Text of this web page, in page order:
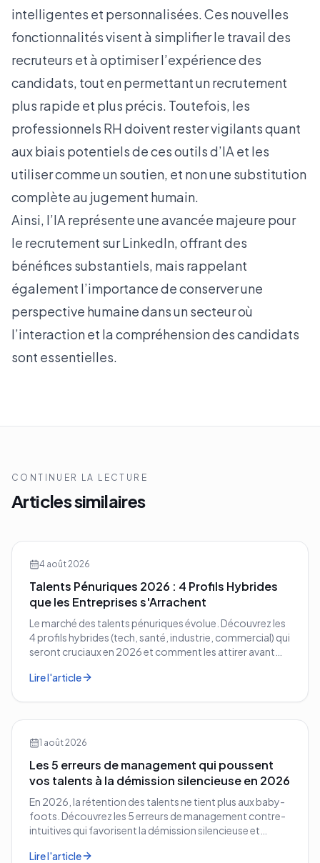
intelligentes et personnalisées. Ces nouvelles
fonctionnalités visent à simplifier le travail des
recruteurs et à optimiser l’expérience des
candidats, tout en permettant un recrutement
plus rapide et plus précis. Toutefois, les
professionnels RH doivent rester vigilants quant
aux biais potentiels de ces outils d’IA et les
utiliser comme un soutien, et non une substitution
complète au jugement humain.
Ainsi, l’IA représente une avancée majeure pour
le recrutement sur LinkedIn, offrant des
bénéfices substantiels, mais rappelant
également l’importance de conserver une
perspective humaine dans un secteur où
l’interaction et la compréhension des candidats
sont essentielles.
CONTINUER LA LECTURE
Articles similaires
4 août 2026
Talents Pénuriques 2026 : 4 Profils Hybrides
que les Entreprises s'Arrachent
Le marché des talents pénuriques évolue. Découvrez les
4 profils hybrides (tech, santé, industrie, commercial) qui
seront cruciaux en 2026 et comment les attirer avant
Lire l'article
1 août 2026
Les 5 erreurs de management qui poussent
vos talents à la démission silencieuse en 2026
En 2026, la rétention des talents ne tient plus aux baby-
foots. Découvrez les 5 erreurs de management contre-
intuitives qui favorisent la démission silencieuse et
Lire l'article